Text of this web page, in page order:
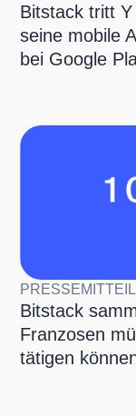
Bitstack tritt
seine mobile
bei Google
Bitstack
Franzosen
tätigen